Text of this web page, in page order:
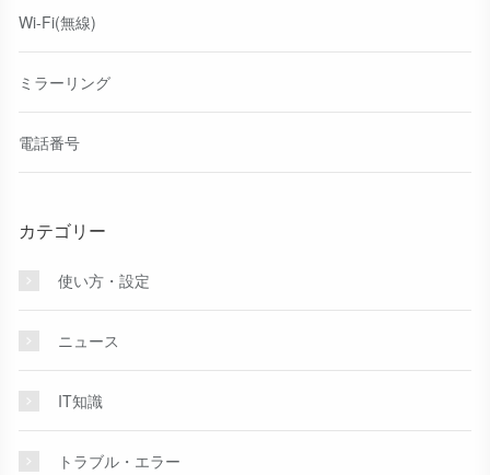
Wi-Fi(無線)
ミラーリング
電話番号
カテゴリー
使い方・設定
ニュース
IT知識
トラブル・エラー